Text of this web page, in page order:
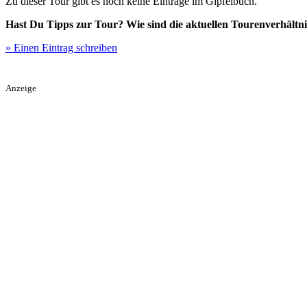
Hast Du Tipps zur Tour? Wie sind die aktuellen
» Einen Eintrag schreiben
Anzeige